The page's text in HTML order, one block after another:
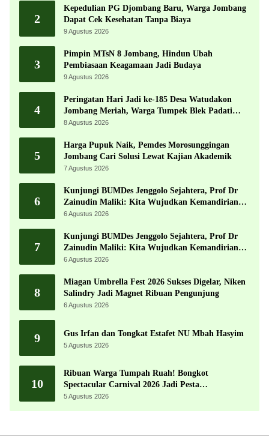
2
Kepedulian PG Djombang Baru, Warga Jombang
Dapat Cek Kesehatan Tanpa Biaya
9 Agustus 2026
3
Pimpin MTsN 8 Jombang, Hindun Ubah
Pembiasaan Keagamaan Jadi Budaya
9 Agustus 2026
4
Peringatan Hari Jadi ke-185 Desa Watudakon
Jombang Meriah, Warga Tumpek Blek Padati
Karnaval Budaya
8 Agustus 2026
5
Harga Pupuk Naik, Pemdes Morosunggingan
Jombang Cari Solusi Lewat Kajian Akademik
7 Agustus 2026
6
Kunjungi BUMDes Jenggolo Sejahtera, Prof Dr
Zainudin Maliki: Kita Wujudkan Kemandirian
Ekonomi dengan Potensi Desa
6 Agustus 2026
7
Kunjungi BUMDes Jenggolo Sejahtera, Prof Dr
Zainudin Maliki: Kita Wujudkan Kemandirian
Ekonomi dengan Potensi Desa
6 Agustus 2026
8
Miagan Umbrella Fest 2026 Sukses Digelar, Niken
Salindry Jadi Magnet Ribuan Pengunjung
6 Agustus 2026
9 Gus Irfan dan Tongkat Estafet NU Mbah Hasyim
5 Agustus 2026
10
Ribuan Warga Tumpah Ruah! Bongkot
Spectacular Carnival 2026 Jadi Pesta
Kemerdekaan Terbesar di Peterongan
5 Agustus 2026